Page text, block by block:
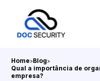
Home>Blog>
Qual a importância de
empresa?